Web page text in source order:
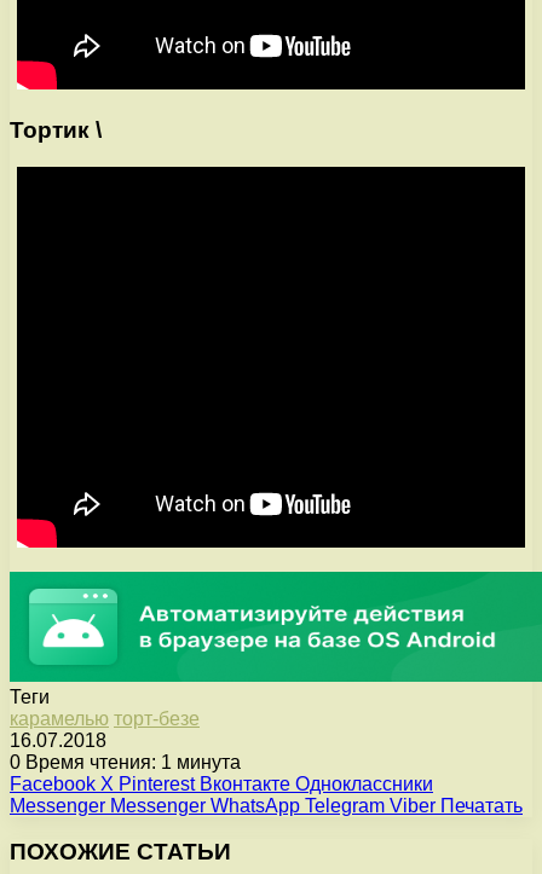
Тортик \
Теги
карамелью торт-безе
16.07.2018
0 Время чтения: 1 минута
Facebook X Pinterest Вконтакте Одноклассники
Messenger Messenger WhatsApp Telegram Viber Печатать
ПОХОЖИЕ СТАТЬИ